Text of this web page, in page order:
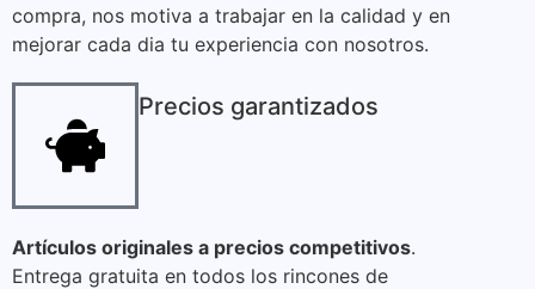
compra, nos motiva a trabajar en la calidad y en
mejorar cada dia tu experiencia con nosotros.
Precios garantizados
Artículos originales a precios competitivos.
Entrega gratuita en todos los rincones de